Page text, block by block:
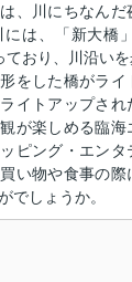
、川にちなん
には、「新大橋
ており、川沿い
をした橋がラ
イトアップさ
が楽しめる臨海
ピング・エン
い物や食事の
でしょうか。